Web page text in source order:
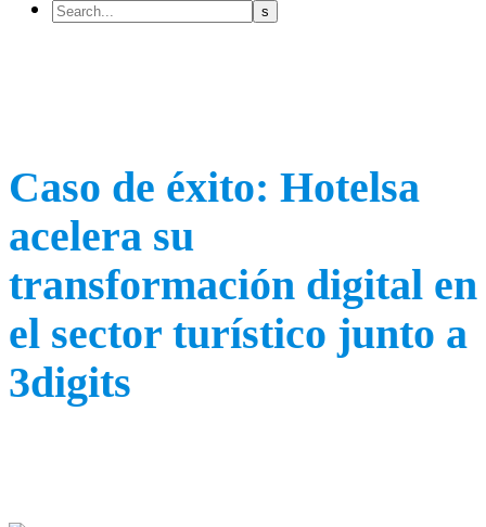
Caso de éxito: Hotelsa
acelera su
transformación digital en
el sector turístico junto a
3digits